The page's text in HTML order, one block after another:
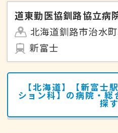
道東勤医協釧路協立病
北海道釧路市治水
新富士
【北海道】【新富士
ション科】の病院・総
探